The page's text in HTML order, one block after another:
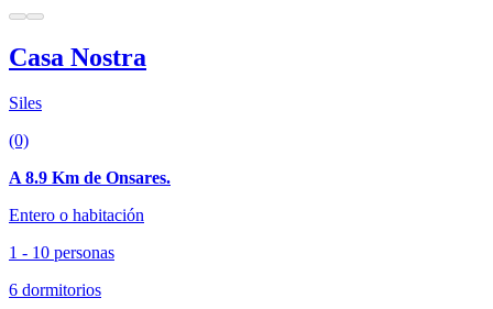
Casa Nostra
Siles
(0)
A 8.9 Km de Onsares.
Entero o habitación
1 - 10 personas
6 dormitorios